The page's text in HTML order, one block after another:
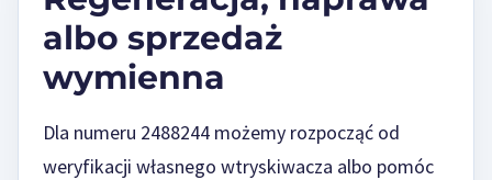
albo sprzedaż
wymienna
Dla numeru 2488244 możemy rozpocząć od
weryfikacji własnego wtryskiwacza albo pomóc